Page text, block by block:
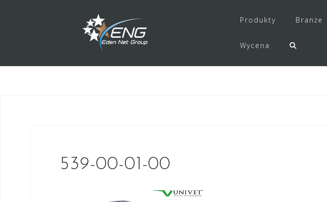
Produkty Branże
Wycena
539-00-01-00